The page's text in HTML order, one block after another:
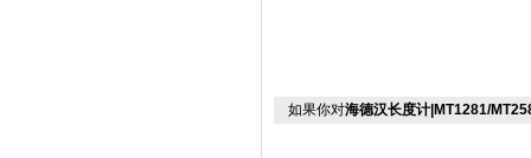
如果你对海德汉长度计|MT1281/